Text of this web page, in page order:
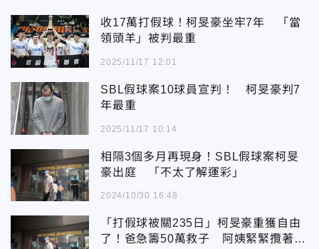
收17萬打假球！柯旻豪坐牢7年 「當
領頭羊」被判最重
2025/11/17 12:01
SBL假球案10球員宣判！ 柯旻豪判7
年最重
2025/11/17 10:14
相隔3個多月再現身！SBL假球案柯旻
豪出庭 「不太了解運彩」
2024/10/30 16:48
「打假球被關235日」柯旻豪重獲自由
了！爸急籌50萬救子 阿姨緊緊攬著他